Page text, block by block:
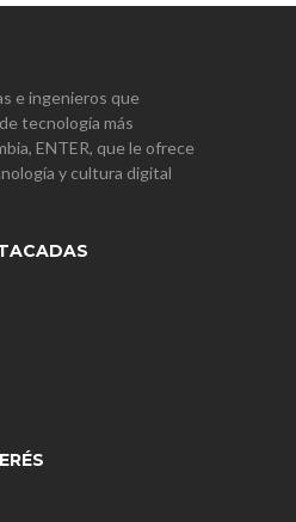
e ingenieros que
tecnología más
ENTER, que le ofrece
y cultura digital